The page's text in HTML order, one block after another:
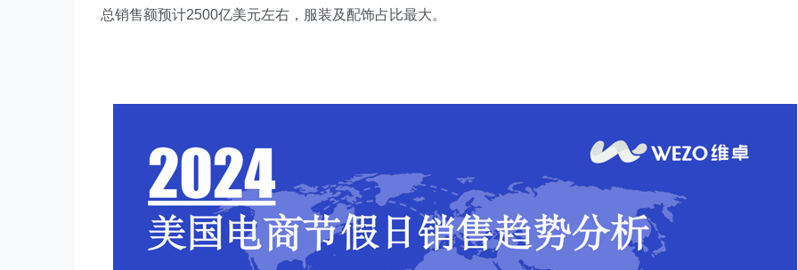
总销售额预计2500亿美元左右，服装及配饰占比最大。